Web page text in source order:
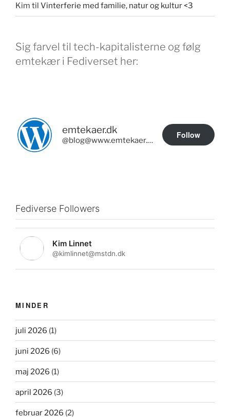
Kim til Vinterferie med familie, natur og kultur <3
Sig farvel til tech-kapitalisterne og følg
emtekær i Fediverset her:
emtekaer.dk
@blog@www.emtekaer.dk
Follow
Fediverse Followers
Kim Linnet
@kimlinnet@mstdn.dk
MINDER
juli 2026 (1)
juni 2026 (6)
maj 2026 (1)
april 2026 (3)
februar 2026 (2)